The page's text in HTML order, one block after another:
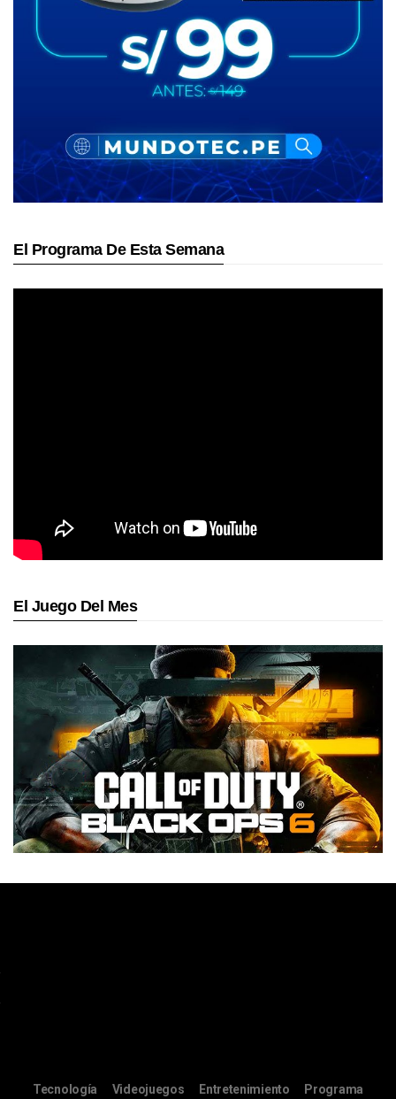
El Programa De Esta Semana
El Juego Del Mes
Tecnología Videojuegos Entretenimiento Programa